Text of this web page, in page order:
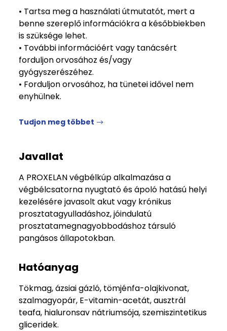
• Tartsa meg a használati útmutatót, mert a
benne szereplő információkra a későbbiekben
is szüksége lehet.
• További információért vagy tanácsért
forduljon orvosához és/vagy
gyógyszerészéhez.
• Forduljon orvosához, ha tünetei idővel nem
enyhülnek.
Tudjon meg többet
Javallat
A PROXELAN végbélkúp alkalmazása a
végbélcsatorna nyugtató és ápoló hatású helyi
kezelésére javasolt akut vagy krónikus
prosztatagyulladáshoz, jóindulatú
prosztatamegnagyobbodáshoz társuló
pangásos állapotokban.
Hatóanyag
Tökmag, ázsiai gázló, tömjénfa-olajkivonat,
szalmagyopár, E-vitamin-acetát, ausztrál
teafa, hialuronsav nátriumsója, szemiszintetikus
gliceridek.